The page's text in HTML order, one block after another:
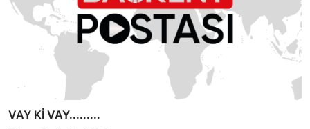
VAY Kİ VAY.........